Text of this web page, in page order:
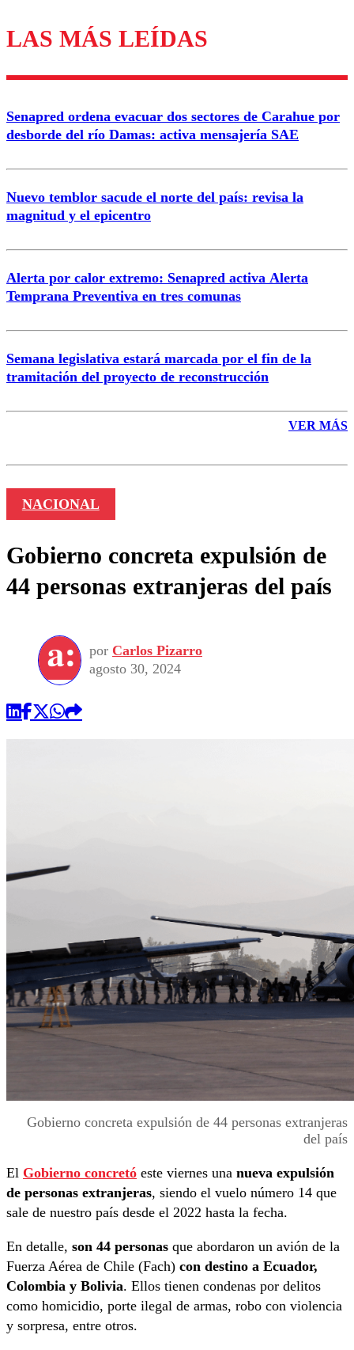
Los comentarios son moderados para garantizar un
diálogo respetuoso.
Nombre
Correo
LAS MÁS LEÍDAS
Senapred ordena evacuar dos sectores de Carahue por
desborde del río Damas: activa mensajería SAE
Nuevo temblor sacude el norte del país: revisa la
magnitud y el epicentro
Alerta por calor extremo: Senapred activa Alerta
Temprana Preventiva en tres comunas
Semana legislativa estará marcada por el fin de la
tramitación del proyecto de reconstrucción
VER MÁS
NACIONAL
Gobierno concreta expulsión de
44 personas extranjeras del país
por Carlos Pizarro
agosto 30, 2024
Gobierno concreta expulsión de 44 personas extranjeras
del país
El Gobierno concretó este viernes una nueva expulsión
de personas extranjeras, siendo el vuelo número 14 que
sale de nuestro país desde el 2022 hasta la fecha.
En detalle, son 44 personas que abordaron un avión de la
Fuerza Aérea de Chile (Fach) con destino a Ecuador,
Colombia y Bolivia. Ellos tienen condenas por delitos
como homicidio, porte ilegal de armas, robo con violencia
y sorpresa, entre otros.